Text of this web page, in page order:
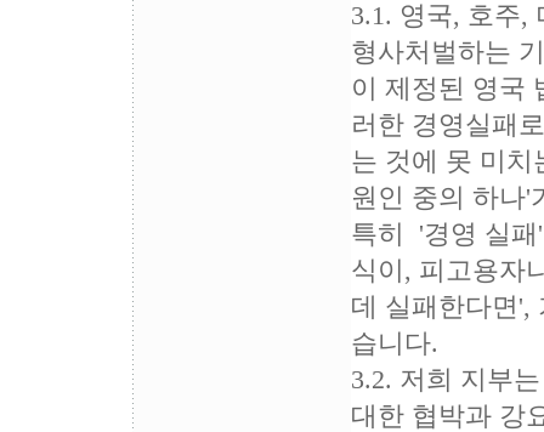
3.1. 영국, 호주,
형사처벌하는
이 제정된 영국
러한 경영실패
는 것에 못 미
원인 중의 하나'
특히 '경영 실패
식이, 피고용자
데 실패한다면',
습니다.
3.2. 저희 지부
대한 협박과 강